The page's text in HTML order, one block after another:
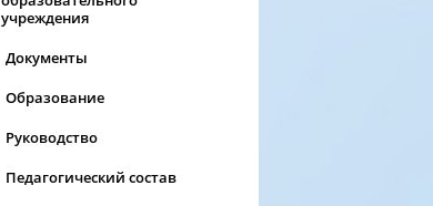
учреждения
Документы
Образование
Руководство
Педагогический состав